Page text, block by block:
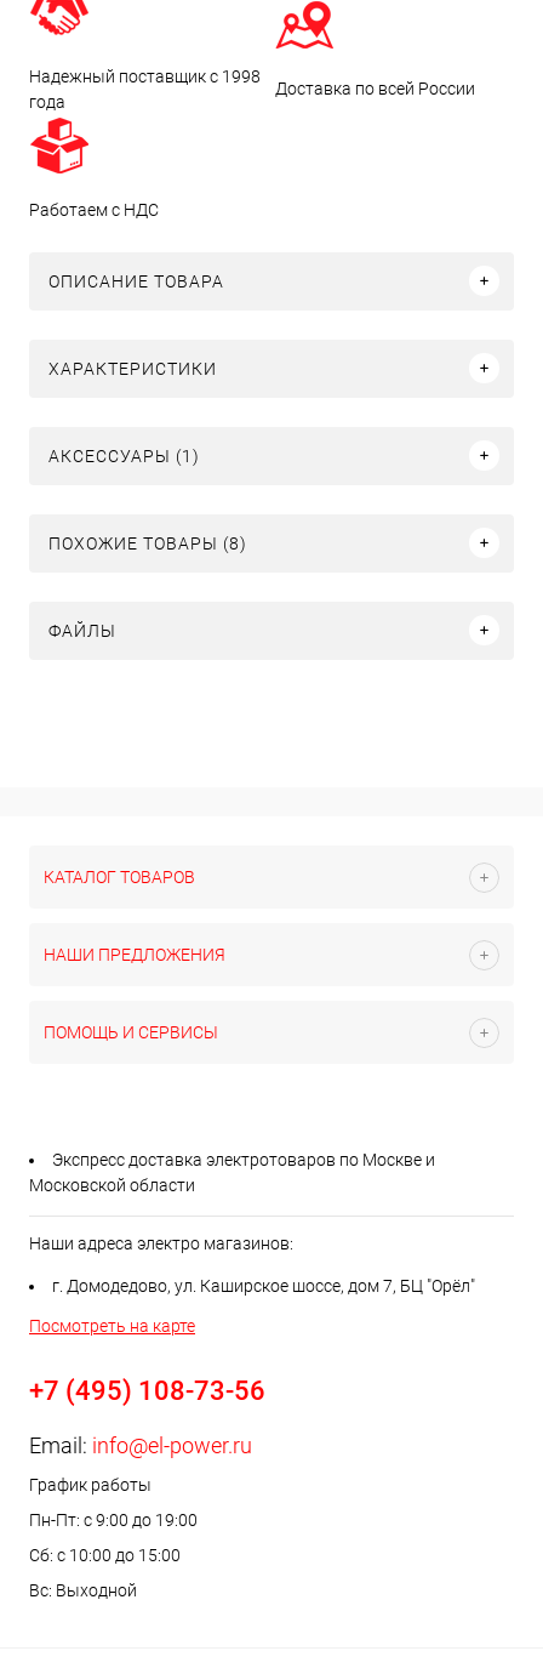
Надежный поставщик с 1998
года
Доставка по всей России
Работаем с НДС
ОПИСАНИЕ ТОВАРА
ХАРАКТЕРИСТИКИ
АКСЕССУАРЫ (1)
ПОХОЖИЕ ТОВАРЫ (8)
ФАЙЛЫ
КАТАЛОГ ТОВАРОВ
НАШИ ПРЕДЛОЖЕНИЯ
ПОМОЩЬ И СЕРВИСЫ
Экспресс доставка электротоваров по Москве и
Московской области
Наши адреса электро магазинов:
г. Домодедово, ул. Каширское шоссе, дом 7, БЦ "Орёл"
Посмотреть на карте
+7 (495) 108-73-56
Email: info@el-power.ru
График работы
Пн-Пт: с 9:00 до 19:00
Сб: с 10:00 до 15:00
Вс: Выходной